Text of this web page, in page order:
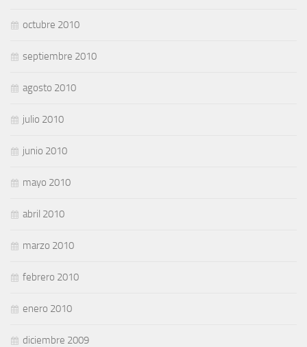
octubre 2010
septiembre 2010
agosto 2010
julio 2010
junio 2010
mayo 2010
abril 2010
marzo 2010
febrero 2010
enero 2010
diciembre 2009